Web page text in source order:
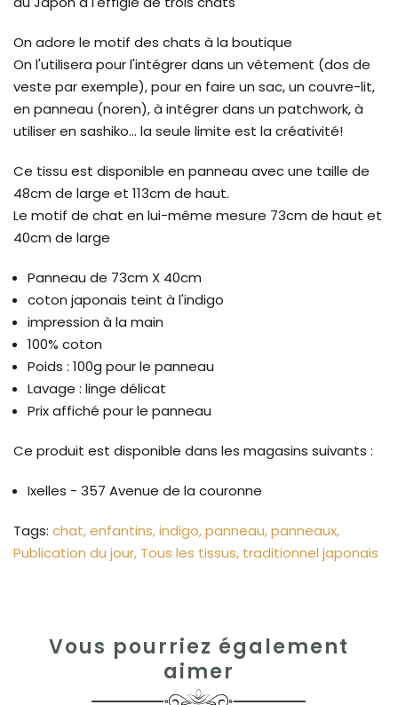
On adore le motif des chats à la boutique
On l'utilisera pour l'intégrer dans un vêtement (dos de
veste par exemple), pour en faire un sac, un couvre-lit,
en panneau (noren), à intégrer dans un patchwork, à
utiliser en sashiko... la seule limite est la créativité!
Ce tissu est disponible en panneau avec une taille de
48cm de large et 113cm de haut.
Le motif de chat en lui-même mesure 73cm de haut et
40cm de large
Panneau de 73cm X 40cm
coton japonais teint à l'indigo
impression à la main
100% coton
Poids : 100g pour le panneau
Lavage : linge délicat
Prix affiché pour le panneau
Ce produit est disponible dans les magasins suivants :
Ixelles - 357 Avenue de la couronne
Tags: chat enfantins indigo panneau panneaux
Publication du jour Tous les tissus traditionnel japonais
Vous pourriez également
aimer